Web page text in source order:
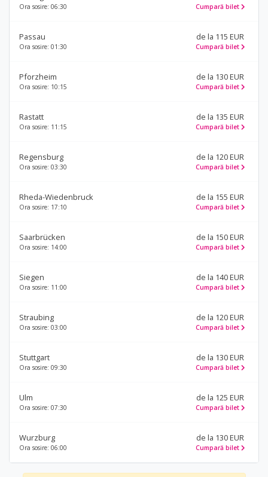
Ora sosire: 06:30 Cumpară bilet
Passau
Ora sosire: 01:30
de la 115 EUR
Cumpară bilet
Pforzheim
Ora sosire: 10:15
de la 130 EUR
Cumpară bilet
Rastatt
Ora sosire: 11:15
de la 135 EUR
Cumpară bilet
Regensburg
Ora sosire: 03:30
de la 120 EUR
Cumpară bilet
Rheda-Wiedenbruck
Ora sosire: 17:10
de la 155 EUR
Cumpară bilet
Saarbrücken
Ora sosire: 14:00
de la 150 EUR
Cumpară bilet
Siegen
Ora sosire: 11:00
de la 140 EUR
Cumpară bilet
Straubing
Ora sosire: 03:00
de la 120 EUR
Cumpară bilet
Stuttgart
Ora sosire: 09:30
de la 130 EUR
Cumpară bilet
Ulm
Ora sosire: 07:30
de la 125 EUR
Cumpară bilet
Wurzburg
Ora sosire: 06:00
de la 130 EUR
Cumpară bilet